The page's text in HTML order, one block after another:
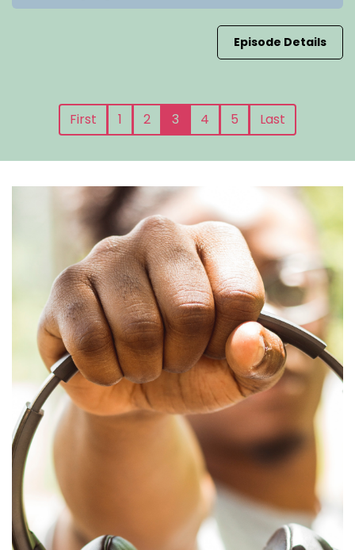
Episode Details
First 1 2 3 4 5 Last